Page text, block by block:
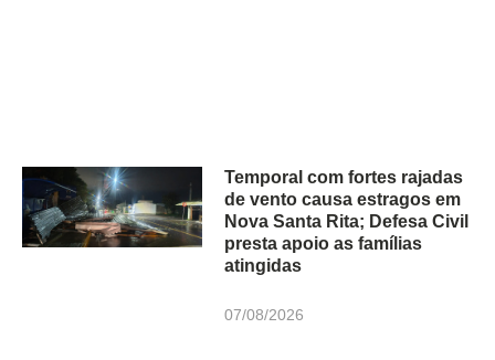
Temporal com fortes rajadas
de vento causa estragos em
Nova Santa Rita; Defesa Civil
presta apoio as famílias
atingidas
07/08/2026